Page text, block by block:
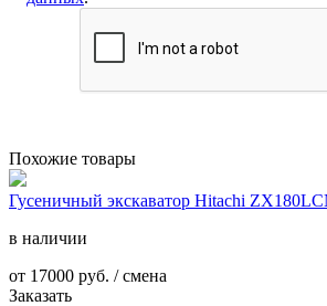
Похожие товары
Гусеничный экскаватор Hitachi
в наличии
от 17000 руб. / смена
Заказать